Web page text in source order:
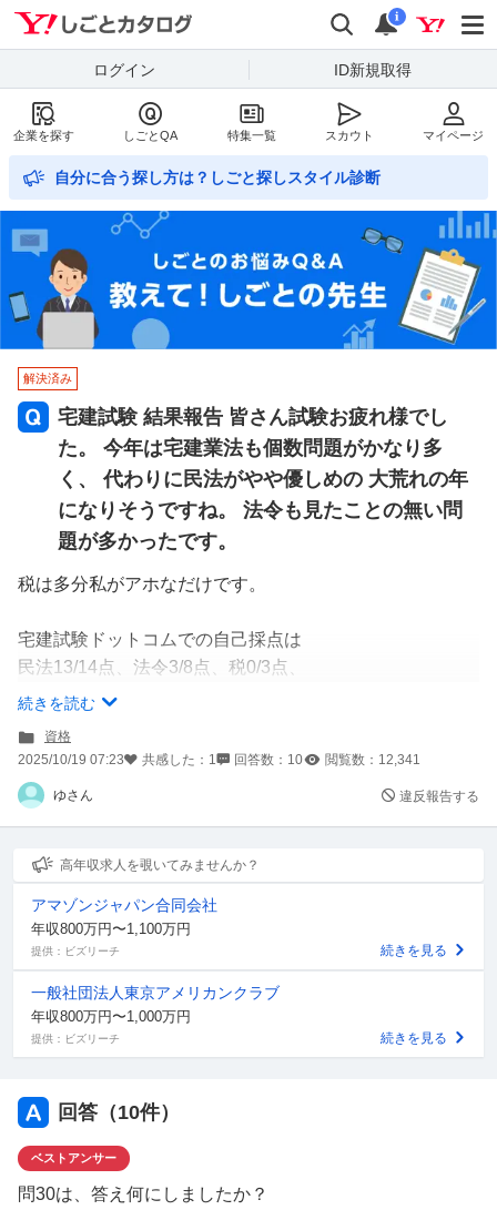
Yahoo!しごとカタログ
検索
通知
i
ログイン ID新規取得
企業を探す しごとQA 特集一覧 スカウト マイページ
自分に合う探し方は？しごと探しスタイル診断
解決済み
宅建試験 結果報告 皆さん試験お疲れ様でし
た。 今年は宅建業法も個数問題がかなり多
く、 代わりに民法がやや優しめの 大荒れの年
になりそうですね。 法令も見たことの無い問
題が多かったです。
税は多分私がアホなだけです。
宅建試験ドットコムでの自己採点は
民法13/14点、法令3/8点、税0/3点、
業法20/20点、免除5/5点、
流石に合格とみて良さそうですかね。
皆さんはどうでしたか？
私はとりあえず今日はゆっくり休んで
明日から
賃貸不動産経営管理士の勉強頑張ります！
一抜けです！
お疲れ様でした！
補足
皆さま回答ありがとうございます。 割れていた30も TACの訂正があり【3】
ように…… 結果報告まだまだお待ちしております。
続きを読む
資格
2025/10/19 07:23
共感した： 1 回答数： 10 閲覧数： 12,341
ゆさん 違反報告する
高年収求人を覗いてみませんか？
アマゾンジャパン合同会社
年収800万円〜1,100万円
提供：ビズリーチ 続きを見る
一般社団法人東京アメリカンクラブ
年収800万円〜1,000万円
提供：ビズリーチ 続きを見る
回答（10件）
ベストアンサー
問30は、答え何にしましたか？